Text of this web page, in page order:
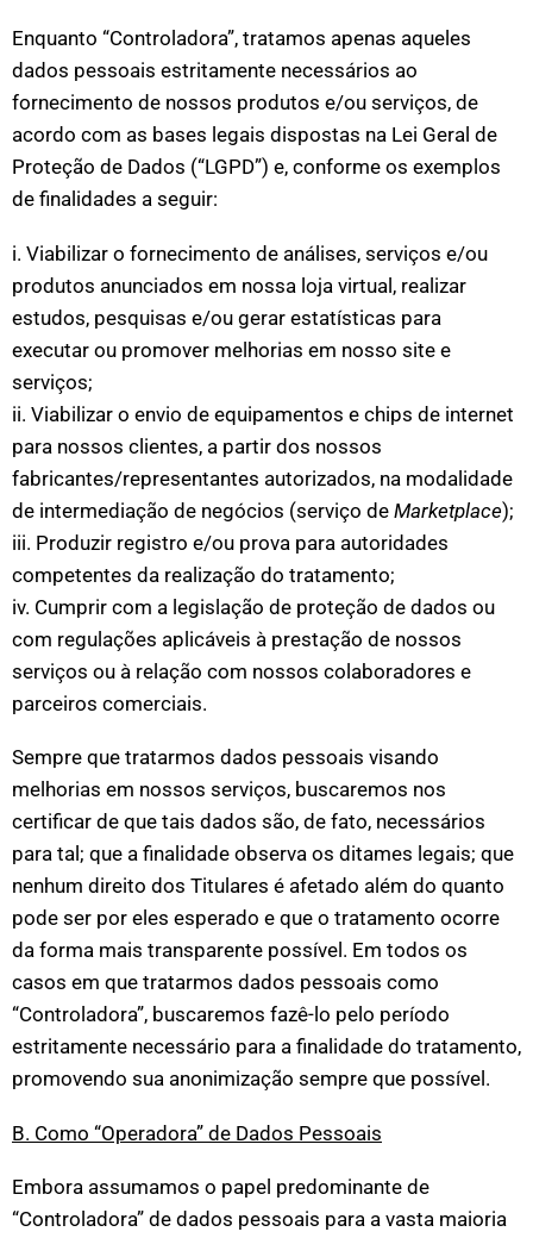
Enquanto “Controladora”, tratamos apenas aqueles
dados pessoais estritamente necessários ao
fornecimento de nossos produtos e/ou serviços, de
acordo com as bases legais dispostas na Lei Geral de
Proteção de Dados (“LGPD”) e, conforme os exemplos
de finalidades a seguir:
i. Viabilizar o fornecimento de análises, serviços e/ou
produtos anunciados em nossa loja virtual, realizar
estudos, pesquisas e/ou gerar estatísticas para
executar ou promover melhorias em nosso site e
serviços;
ii. Viabilizar o envio de equipamentos e chips de internet
para nossos clientes, a partir dos nossos
fabricantes/representantes autorizados, na modalidade
de intermediação de negócios (serviço de Marketplace);
iii. Produzir registro e/ou prova para autoridades
competentes da realização do tratamento;
iv. Cumprir com a legislação de proteção de dados ou
com regulações aplicáveis à prestação de nossos
serviços ou à relação com nossos colaboradores e
parceiros comerciais.
Sempre que tratarmos dados pessoais visando
melhorias em nossos serviços, buscaremos nos
certificar de que tais dados são, de fato, necessários
para tal; que a finalidade observa os ditames legais; que
nenhum direito dos Titulares é afetado além do quanto
pode ser por eles esperado e que o tratamento ocorre
da forma mais transparente possível. Em todos os
casos em que tratarmos dados pessoais como
“Controladora”, buscaremos fazê-lo pelo período
estritamente necessário para a finalidade do tratamento,
promovendo sua anonimização sempre que possível.
B. Como “Operadora” de Dados Pessoais
Embora assumamos o papel predominante de
“Controladora” de dados pessoais para a vasta maioria